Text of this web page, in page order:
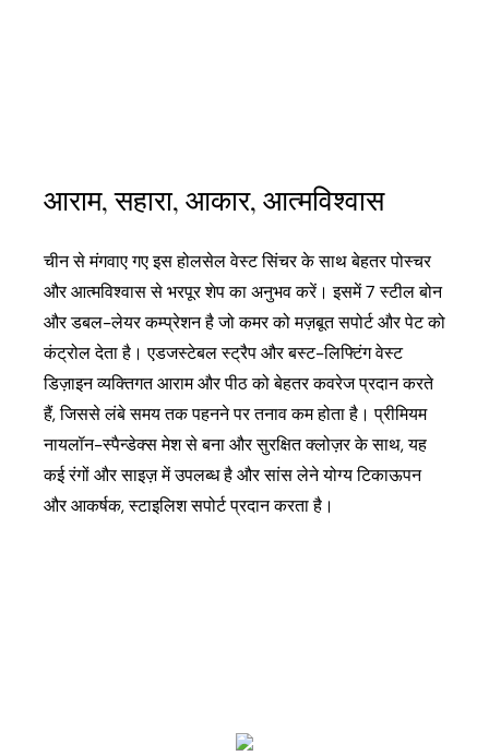
आराम, सहारा, आकार, आत्मविश्वास
चीन से मंगवाए गए इस होलसेल वेस्ट सिंचर के साथ बेहतर पोस्चर
और आत्मविश्वास से भरपूर शेप का अनुभव करें। इसमें 7 स्टील बोन
और डबल-लेयर कम्प्रेशन है जो कमर को मज़बूत सपोर्ट और पेट को
कंट्रोल देता है। एडजस्टेबल स्ट्रैप और बस्ट-लिफ्टिंग वेस्ट
डिज़ाइन व्यक्तिगत आराम और पीठ को बेहतर कवरेज प्रदान करते
हैं, जिससे लंबे समय तक पहनने पर तनाव कम होता है। प्रीमियम
नायलॉन-स्पैन्डेक्स मेश से बना और सुरक्षित क्लोज़र के साथ, यह
कई रंगों और साइज़ में उपलब्ध है और सांस लेने योग्य टिकाऊपन
और आकर्षक, स्टाइलिश सपोर्ट प्रदान करता है।